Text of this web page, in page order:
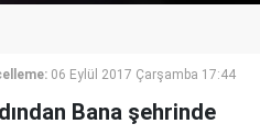
06 Eylül 2017 Çarşamba 17:44
Bana şehrinde